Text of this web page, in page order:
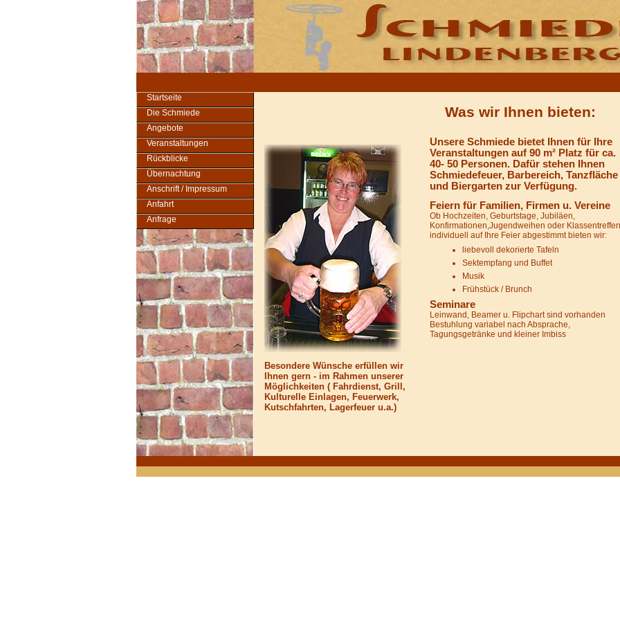
Startseite
Die Schmiede
Angebote
Veranstaltungen
Rückblicke
Übernachtung
Anschrift / Impressum
Anfahrt
Anfrage
Was wir Ihnen bieten:
Besondere Wünsche erfüllen wir
Ihnen gern - im Rahmen unserer
Möglichkeiten ( Fahrdienst, Grill,
Kulturelle Einlagen, Feuerwerk,
Kutschfahrten, Lagerfeuer u.a.)
Unsere Schmiede bietet Ihnen für Ihre
Veranstaltungen auf 90 m² Platz für ca.
40- 50 Personen. Dafür stehen Ihnen
Schmiedefeuer, Barbereich, Tanzfläche
und Biergarten zur Verfügung.
Feiern für Familien, Firmen u. Vereine
Ob Hochzeiten, Geburtstage, Jubiläen,
Konfirmationen,Jugendweihen oder
individuell auf Ihre Feier abgestimmt bieten wir:
liebevoll dekorierte Tafeln
Sektempfang und Buffet
Musik
Frühstück / Brunch
Seminare
Leinwand, Beamer u. Flipchart sind vorhanden
Bestuhlung variabel nach Absprache,
Tagungsgetränke und kleiner Imbiss